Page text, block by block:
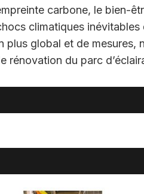
carbone, le bien-
climatiques
global et de mesures,
du parc